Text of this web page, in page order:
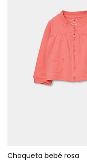
Chaqueta bebé rosa